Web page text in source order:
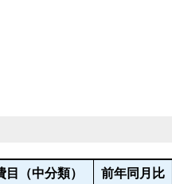
（中分類） 前年同月比